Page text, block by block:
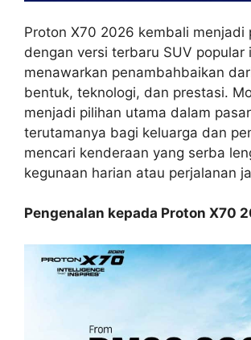
Proton X70 2026 kembali menjadi
dengan versi terbaru SUV popular
menawarkan penambahbaikan
bentuk, teknologi, dan prestasi.
menjadi pilihan utama dalam
terutamanya bagi keluarga dan
mencari kenderaan yang serba
kegunaan harian atau perjalanan
Pengenalan kepada Proton X70